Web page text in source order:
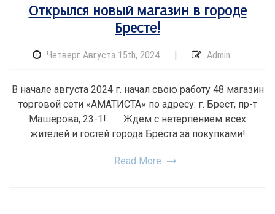
Открылся новый магазин в городе
Бресте!
Четверг Августа 15th, 2024 | Admin
В начале августа 2024 г. начал свою работу 48 магазин
торговой сети «АМАТИСТА» по адресу: г. Брест, пр-т
Машерова, 23-1! Ждем с нетерпением всех
жителей и гостей города Бреста за покупками!
Read More